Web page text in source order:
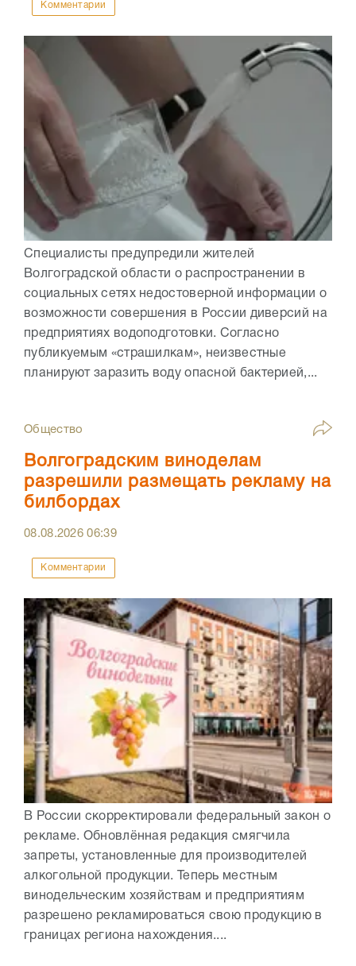
Комментарии
Специалисты предупредили жителей
Волгоградской области о распространении в
социальных сетях недостоверной информации о
возможности совершения в России диверсий на
предприятиях водоподготовки. Согласно
публикуемым «страшилкам», неизвестные
планируют заразить воду опасной бактерией,...
Общество
Волгоградским виноделам
разрешили размещать рекламу на
билбордах
08.08.202606:39
Комментарии
В России скорректировали федеральный закон о
рекламе. Обновлённая редакция смягчила
запреты, установленные для производителей
алкогольной продукции. Теперь местным
винодельческим хозяйствам и предприятиям
разрешено рекламироваться свою продукцию в
границах региона нахождения....